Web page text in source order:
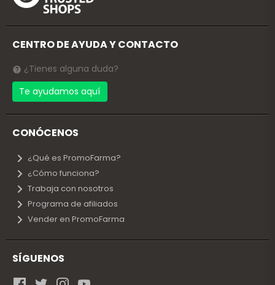
CENTRO DE AYUDA Y CONTACTO
¿Tienes alguna duda?
Te ayudamos aquí
CONÓCENOS
¿Qué es PromoFarma?
¿Cómo funciona?
Trabaja con nosotros
Programa de afiliados
Vender en PromoFarma
SÍGUENOS